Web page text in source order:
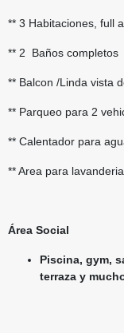
** 3 Habitaciones, full
** 2 Baños completos
** Balcon /Linda vista
** Parqueo para 2
** Calentador para
** Area para
Área Social
Piscina, gym,
terraza y